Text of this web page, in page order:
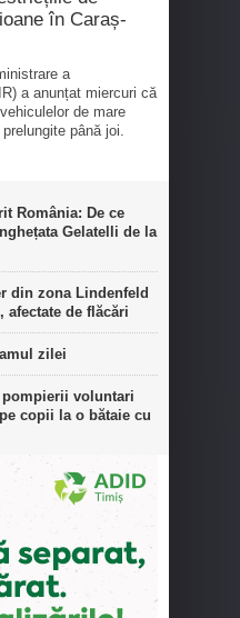
în Caraș-
a
a anunțat miercuri că
de mare
până joi.
România: De ce
Gelatelli de la
din zona Lindenfeld
afectate de flăcări
zilei
voluntari
copii la o bătaie cu